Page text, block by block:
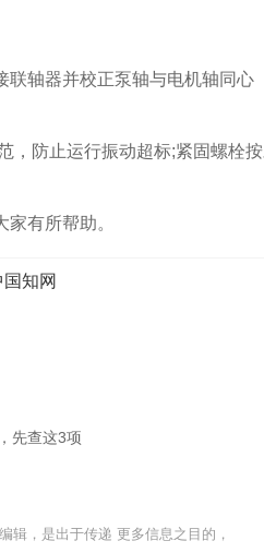
轴器并校正泵轴与电机轴同心
防止运行振动超标;紧固螺栓
有所帮助。
国知网
先查这3项
辑，是出于传递 更多信息之目的，